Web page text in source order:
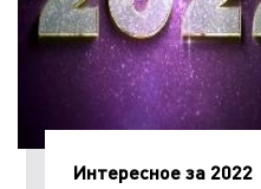
Интересное за 2022